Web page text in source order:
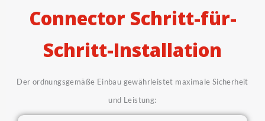
Connector Schritt-für-
Schritt-Installation
Der ordnungsgemäße Einbau gewährleistet maximale Sicherheit
und Leistung: